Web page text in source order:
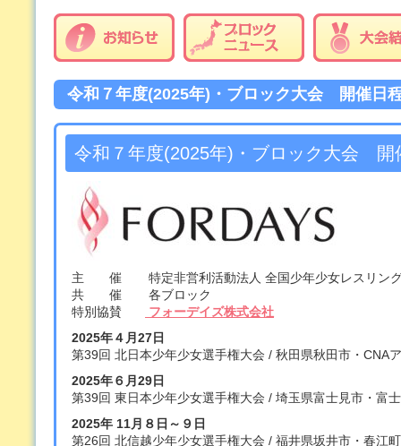
令和７年度(2025年)・ブロック大会 開催日
令和７年度(2025年)・ブロック大会 開
主 催 特定非営利活動法人 全国少年少女レスリン
共 催 各ブロック
特別協賛
フォーデイズ株式会社
2025年４月27日
第39回 北日本少年少女選手権大会 / 秋田県秋田市・CNA
2025年６月29日
第39回 東日本少年少女選手権大会 / 埼玉県富士見市・富
2025年 11月８日～９日
第26回 北信越少年少女選手権大会 / 福井県坂井市・春江